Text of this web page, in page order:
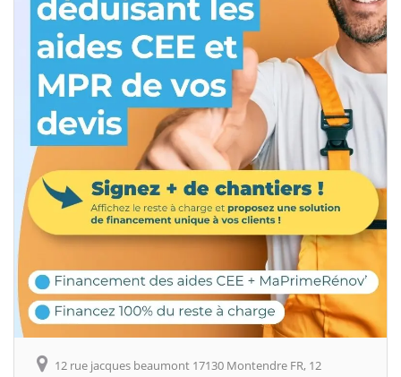
12 rue jacques beaumont 17130 Montendre FR, 12